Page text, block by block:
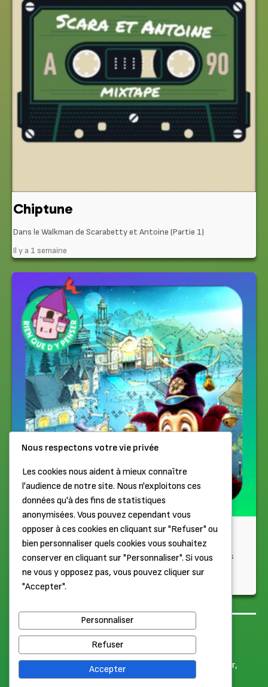
Chiptune
Dans le Walkman de Scarabetty et Antoine (Partie 1)
Il y a 1 semaine
Rien que d'y penser...
Efteling, le parc le plus unique d’Europe ! Nouveau coaster, les
ambitions, les raisons du succès… Avec Antoine et Gilles...
Il y a 1 semaine
Haut de page Mentions légales
© 2026 Label Élabète. Tous droits réservés.
Merci à nos Patrons Or pour leur soutien : Pierre Goodcar,
Antinéa,Nic'o'ciné,Wakkun,Lakaelie,Jerell,Anthonome
Nous respectons votre vie privée
Les cookies nous aident à mieux connaître
l'audience de notre site. Nous n'exploitons ces
données qu'à des fins de statistiques
anonymisées. Vous pouvez cependant vous
opposer à ces cookies en cliquant sur "Refuser" ou
bien personnaliser quels cookies vous souhaitez
conserver en cliquant sur "Personnaliser". Si vous
ne vous y opposez pas, vous pouvez cliquer sur
"Accepter".
Personnaliser
Refuser
Accepter